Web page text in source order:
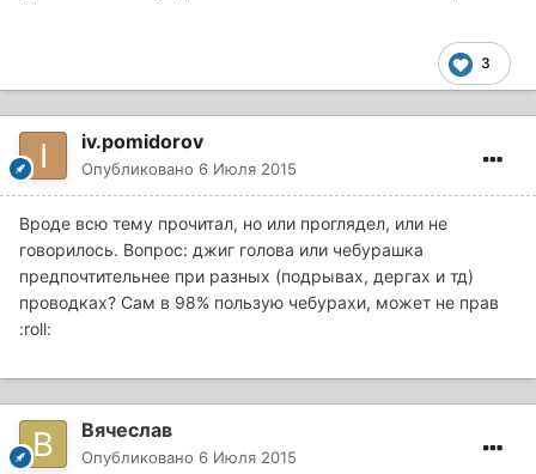
3
iv.pomidorov
Опубликовано 6 Июля 2015
Вроде всю тему прочитал, но или проглядел, или не
говорилось. Вопрос: джиг голова или чебурашка
предпочтительнее при разных (подрывах, дергах и тд)
проводках? Сам в 98% пользую чебурахи, может не прав
:roll:
Вячеслав
Опубликовано 6 Июля 2015